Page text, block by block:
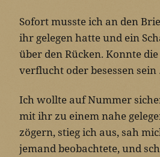
Sofort musste ich an den
ihr gelegen hatte und ein
über den Rücken. Konnte
verflucht oder besessen
Ich wollte auf Nummer
mit ihr zu einem nahe
zögern, stieg ich aus, sah
jemand beobachtete, und